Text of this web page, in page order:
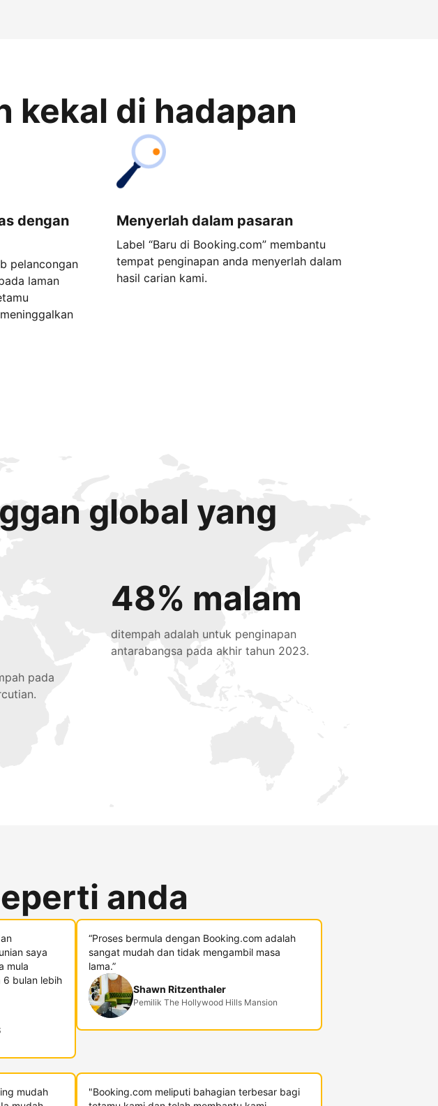
kekal di hadapan
dengan
pelancongan
laman
Menyerlah dalam pasaran
Label “Baru di Booking.com” membantu
tempat penginapan anda menyerlah dalam
hasil carian kami.
global yang
pada
48% malam
ditempah adalah untuk penginapan
antarabangsa pada akhir tahun 2023.
anda
saya
mula
6 bulan lebih
“Proses bermula dengan Booking.com adalah
sangat mudah dan tidak mengambil masa
lama.”
Shawn Ritzenthaler
Pemilik The Hollywood Hills Mansion
mudah
"Booking.com meliputi bahagian terbesar bagi